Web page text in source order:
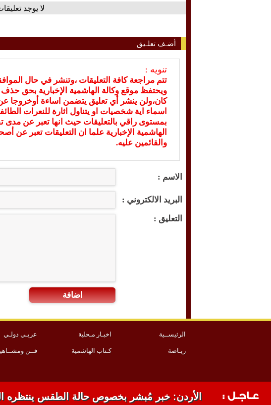
لا يوجد
أضـف تعلـيق
تنويه :
تتم مراجعة كافة التعليقات ،وتنشر في حال
ويحتفظ موقع وكالة الهاشمية الإخبارية بحق
كان،ولن ينشر أي تعليق يتضمن اساءة أوخروجا
اسماء اية شخصيات او يتناول اثارة للنعرات
بمستوى راقي بالتعليقات حيث انها تعبر عن مدى
الهاشمية الإخبارية علما ان التعليقات تعبر عن
والقائمين عليه.
الاسم :
البريد الالكتروني :
التعليق :
اضافة
الرئيســية اخبـار مـحلية عربـي دولـي
ريـاضة كـتاب الهاشمية فــن
عـاجـل : الأردن: خبر مُبشر بخصوص حالة الطقس ينتظره